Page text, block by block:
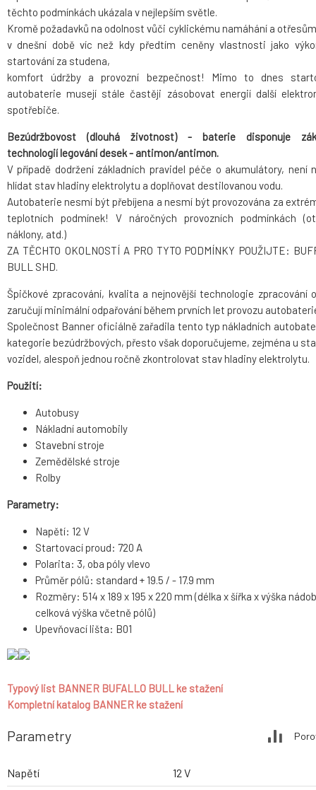
těchto podmínkách ukázala v nejlepším světle.
Kromě požadavků na odolnost vůči cyklickému namáhání a
v dnešní době víc než kdy předtím ceněny vlastnosti jako
startování za studena,
komfort údržby a provozní bezpečnost! Mimo to dnes
autobaterie musejí stále častěji zásobovat energií další
spotřebiče.
Bezúdržbovost (dlouhá životnost) - baterie disponuje
technologií legování desek - antimon/antimon.
V případě dodržení základních pravidel péče o akumulátory, není
hlídat stav hladiny elektrolytu a doplňovat destilovanou vodu.
Autobaterie nesmí být přebíjena a nesmí být provozována za
teplotních podmínek! V náročných provozních podmínkách
náklony, atd.)
ZA TĚCHTO OKOLNOSTÍ A PRO TYTO PODMÍNKY POUŽIJTE:
BULL SHD.
Špičkové zpracování, kvalita a nejnovější technologie zpracování
zaručují minimální odpařování během prvních let provozu
Společnost Banner oficiálně zařadila tento typ nákladních
kategorie bezúdržbových, přesto však doporučujeme, zejména u
vozidel, alespoň jednou ročně zkontrolovat stav hladiny elektrolytu.
Použití:
Autobusy
Nákladní automobily
Stavební stroje
Zemědělské stroje
Rolby
Parametry:
Napětí: 12 V
Startovací proud: 720 A
Polarita: 3, oba póly vlevo
Průměr pólů: standard + 19.5 / - 17.9 mm
Rozměry: 514 x 189 x 195 x 220 mm (délka x šířka x výška
celková výška včetně pólů)
Upevňovací lišta: B01
Typový list BANNER BUFALLO BULL ke stažení
Kompletní katalog BANNER ke stažení
Parametry
Napětí
12 V